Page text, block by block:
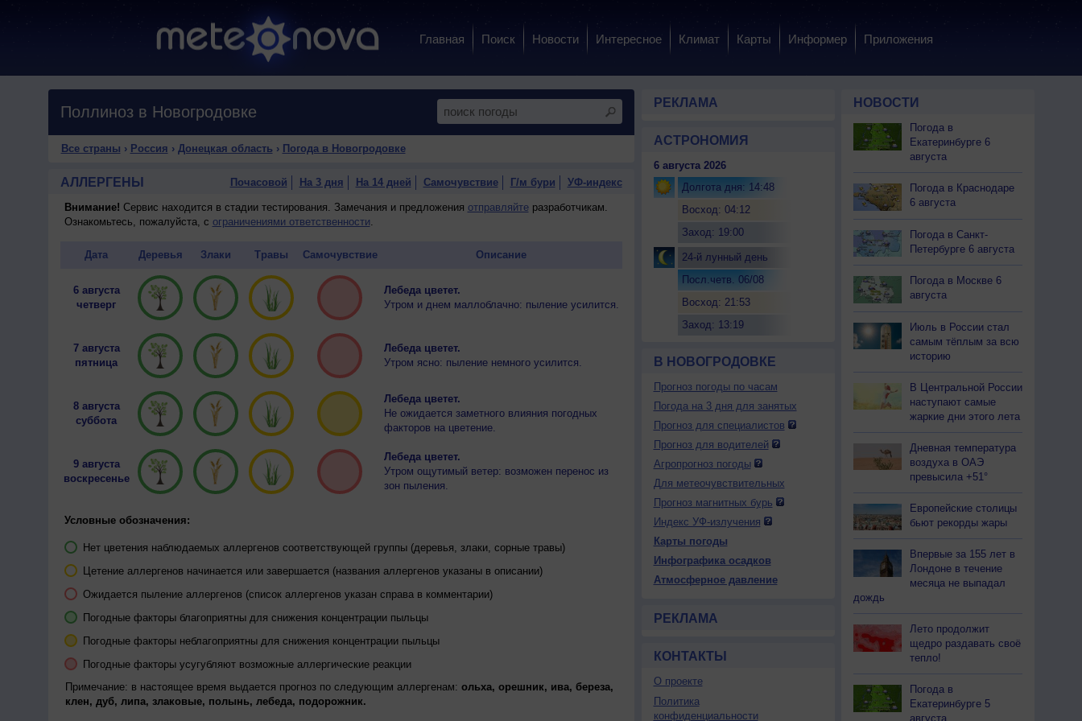
Главная Поиск Новости Интересное Климат Карты Информер Приложения
Поллиноз в Новогродовке
Все страны › Россия › Донецкая область › Погода в Новогродовке
АЛЛЕРГЕНЫ Почасовой На 3 дня На 14 дней Самочувствие Г/м бури УФ-индекс
Внимание! Сервис находится в стадии тестирования. Замечания и предложения отправляйтеразработчикам.
Ознакомьтесь, пожалуйста, с ограничениями ответственности.
Дата Деревья Злаки Травы Самочувствие Описание
6 августа
четверг
Лебеда цветет.
Утром и днем маллоблачно: пыление усилится.
7 августа
пятница
Лебеда цветет.
Утром ясно: пыление немного усилится.
8 августа
суббота
Лебеда цветет.
Не ожидается заметного влияния погодных
факторов на цветение.
9 августа
воскресенье
Лебеда цветет.
Утром ощутимый ветер: возможен перенос из
зон пыления.
Условные обозначения:
Нет цветения наблюдаемых аллергенов соответствующей группы (деревья, злаки, сорные травы)
Цетение аллергенов начинается или завершается (названия аллергенов указаны в описании)
Ожидается пыление аллергенов (список аллергенов указан справа в комментарии)
Погодные факторы благоприятны для снижения концентрации пыльцы
Погодные факторы неблагоприятны для снижения концентрации пыльцы
Погодные факторы усугубляют возможные аллергические реакции
Примечание: в настоящее время выдается прогноз по следующим аллергенам: ольха, орешник, ива, береза,
клен, дуб, липа, злаковые, полынь, лебеда, подорожник.
РЕКЛАМА
АСТРОНОМИЯ
6 августа 2026
Долгота дня: 14:48
Восход: 04:12
Заход: 19:00
24-й лунный день
Посл.четв. 06/08
Восход: 21:53
Заход: 13:19
В НОВОГРОДОВКЕ
Прогноз погоды по часам
Погода на 3 дня для занятых
Прогноз для специалистов
Прогноз для водителей
Агропрогноз погоды
Для метеочувствительных
Прогноз магнитных бурь
Индекс УФ-излучения
Карты погоды
Инфографика осадков
Атмосферное давление
РЕКЛАМА
КОНТАКТЫ
О проекте
Политика
конфиденциальности
НОВОСТИ
Погода в
Екатеринбурге 6
августа
Погода в Краснодаре
6 августа
Погода в Санкт-
Петербурге 6 августа
Погода в Москве 6
августа
Июль в России стал
самым тёплым за всю
историю
В Центральной России
наступают самые
жаркие дни этого лета
Дневная температура
воздуха в ОАЭ
превысила +51°
Европейские столицы
бьют рекорды жары
Впервые за 155 лет в
Лондоне в течение
месяца не выпадал
дождь
Лето продолжит
щедро раздавать своё
тепло!
Погода в
Екатеринбурге 5
августа